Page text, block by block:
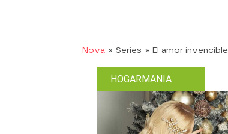
Nova » Series » El amor invencible
HOGARMANIA